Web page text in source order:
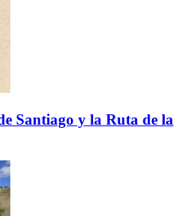
Santiago y la Ruta de la